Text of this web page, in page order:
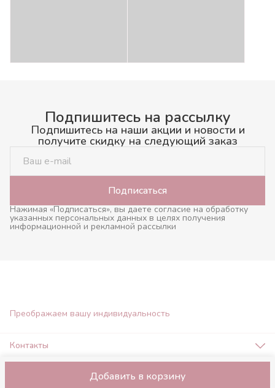
Добавить в корзину
Подпишитесь на рассылку
Подпишитесь на наши акции и новости и
получите скидку на следующий заказ
Подписаться
Нажимая «Подписаться», вы даете согласие на обработку
указанных персональных данных в целях получения
информационной и рекламной рассылки
Преображаем вашу индивидуальность
Контакты
Адрес
город Нижний Новгород, ул. Максима Горького 161, клиника
Правила возвратаРеквизиты